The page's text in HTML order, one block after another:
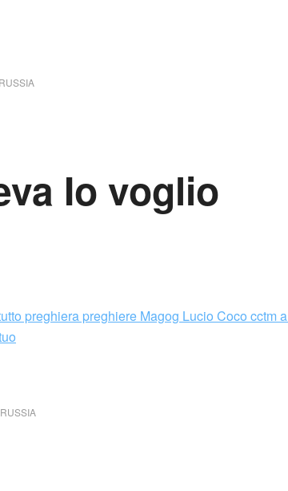
RUSSIA
Io voglio
RUSSIA